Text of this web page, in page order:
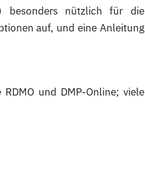
besonders nützlich für die
auf, und eine Anleitung
und DMP-Online; viele